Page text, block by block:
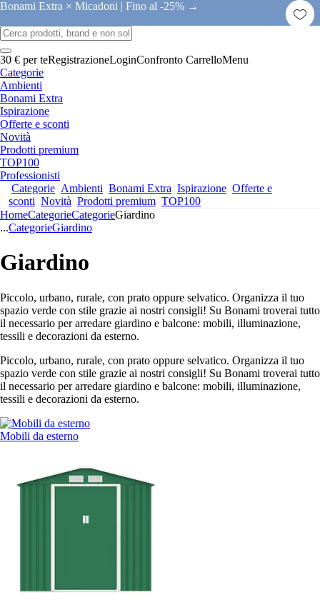
Bonami Extra × Micadoni | Fino al -25% →
30 € per teRegistrazioneLoginConfronto CarrelloMenu
Categorie
Ambienti
Bonami Extra
Ispirazione
Offerte e sconti
Novità
Prodotti premium
TOP100
Professionisti
Categorie Ambienti Bonami Extra Ispirazione Offerte e
sconti Novità Prodotti premium TOP100
HomeCategorieCategorieGiardino
...CategorieGiardino
Giardino
Piccolo, urbano, rurale, con prato oppure selvatico. Organizza il tuo
spazio verde con stile grazie ai nostri consigli! Su Bonami troverai tutto
il necessario per arredare giardino e balcone: mobili, illuminazione,
tessili e decorazioni da esterno.
Piccolo, urbano, rurale, con prato oppure selvatico. Organizza il tuo
spazio verde con stile grazie ai nostri consigli! Su Bonami troverai tutto
il necessario per arredare giardino e balcone: mobili, illuminazione,
tessili e decorazioni da esterno.
Mobili da esterno